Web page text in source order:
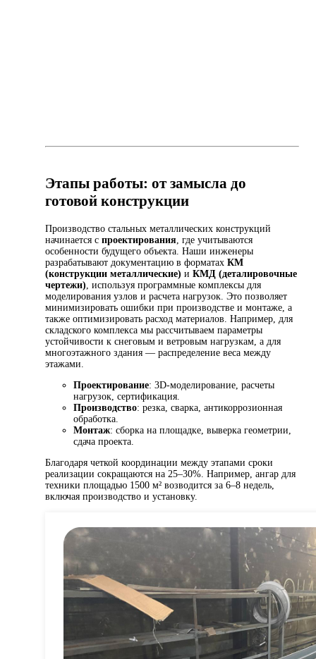
Этапы работы: от замысла до
готовой конструкции
Производство стальных металлических конструкций
начинается с проектирования , где учитываются
особенности будущего объекта. Наши инженеры
разрабатывают документацию в форматах КМ
(конструкции металлические) и КМД (деталировочные
чертежи) , используя программные комплексы для
моделирования узлов и расчета нагрузок. Это позволяет
минимизировать ошибки при производстве и монтаже, а
также оптимизировать расход материалов. Например, для
складского комплекса мы рассчитываем параметры
устойчивости к снеговым и ветровым нагрузкам, а для
многоэтажного здания — распределение веса между
этажами.
Проектирование: 3D-моделирование, расчеты
нагрузок, сертификация.
Производство: резка, сварка, антикоррозионная
обработка.
Монтаж: сборка на площадке, выверка геометрии,
сдача проекта.
Благодаря четкой координации между этапами сроки
реализации сокращаются на 25–30%. Например, ангар для
техники площадью 1500 м² возводится за 6–8 недель,
включая производство и установку.